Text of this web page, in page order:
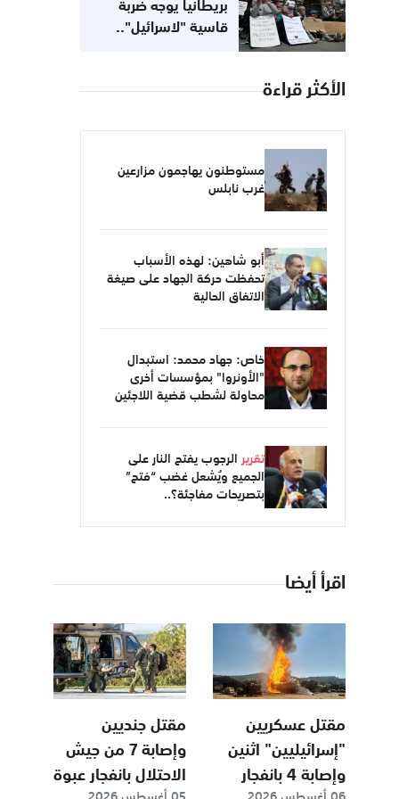
بريطانيا يوجه ضربة
قاسية "لاسرائيل"..
الأكثر قراءة
مستوطنون يهاجمون مزارعين
غرب نابلس
أبو شاهين: لهذه الأسباب
تحفظت حركة الجهاد على صيغة
الاتفاق الحالية
خاص: جهاد محمد: استبدال
"الأونروا" بمؤسسات أخرى
محاولة لشطب قضية اللاجئين
تقرير الرجوب يفتح النار على
الجميع ويُشعل غضب “فتح”
بتصريحات مفاجئة؟..
اقرأ أيضا
مقتل عسكريين
"إسرائيليين" اثنين
وإصابة 4 بانفجار
مقتل جنديين
وإصابة 7 من جيش
الاحتلال بانفجار عبوة